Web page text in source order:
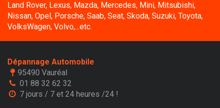
Land Rover, Lexus, Mazda, Mercedes, Mini, Mitsubishi,
Nissan, Opel, Porsche, Saab, Seat, Skoda, Suzuki, Toyota,
VolksWagen, Volvo,...etc.
Dépannage Automobile
95490 Vauréal
01 88 32 62 32
7 jours / 7 et 24 heures /24 !